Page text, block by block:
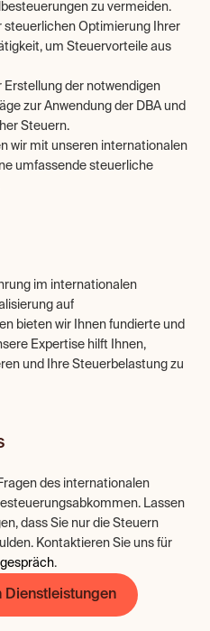
zu vermeiden.
steuerlichen Optimierung Ihrer
um Steuervorteile aus
der notwendigen
zur Anwendung der DBA und
Steuern.
wir mit unseren internationalen
umfassende steuerliche
im internationalen
auf
bieten wir Ihnen fundierte und
Expertise hilft Ihnen,
und Ihre Steuerbelastung zu
des internationalen
Lassen
dass Sie nur die Steuern
Kontaktieren Sie uns für
.
Dienstleistungen